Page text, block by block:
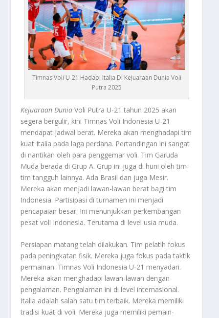
Timnas Voli U-21 Hadapi Italia Di Kejuaraan Dunia Voli
Putra 2025
Kejuaraan Dunia Voli Putra U-21 tahun 2025 akan
segera bergulir, kini Timnas Voli Indonesia U-21
mendapat jadwal berat. Mereka akan menghadapi tim
kuat Italia pada laga perdana. Pertandingan ini sangat
di nantikan oleh para penggemar voli. Tim Garuda
Muda berada di Grup A. Grup ini juga di huni oleh tim-
tim tangguh lainnya. Ada Brasil dan juga Mesir.
Mereka akan menjadi lawan-lawan berat bagi tim
Indonesia. Partisipasi di turnamen ini menjadi
pencapaian besar. Ini menunjukkan perkembangan
pesat voli Indonesia. Terutama di level usia muda.
Persiapan matang telah dilakukan. Tim pelatih fokus
pada peningkatan fisik. Mereka juga fokus pada taktik
permainan. Timnas Voli Indonesia U-21 menyadari.
Mereka akan menghadapi lawan-lawan dengan
pengalaman. Pengalaman ini di level internasional.
Italia adalah salah satu tim terbaik. Mereka memiliki
tradisi kuat di voli. Mereka juga memiliki pemain-